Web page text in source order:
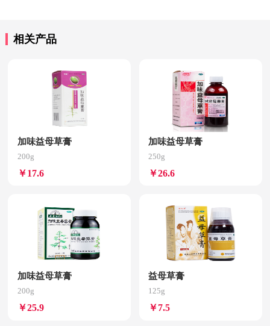
相关产品
加味益母草膏
200g
￥17.6
加味益母草膏
250g
￥26.6
加味益母草膏
200g
￥25.9
益母草膏
125g
￥7.5